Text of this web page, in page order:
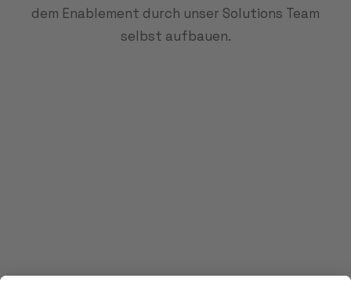
dem Enablement durch unser Solutions Team
selbst aufbauen.